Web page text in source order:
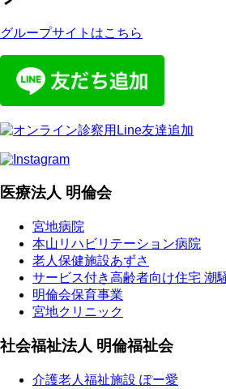
グループサイトはこちら
医療法人 明倫会
宮地病院
本山リハビリテーション病院
老人保健施設あずさ
サービス付き高齢者向け住宅 潮
明倫会保育事業
宮地クリニック
社会福祉法人 明倫福祉会
介護老人福祉施設 ぽー愛